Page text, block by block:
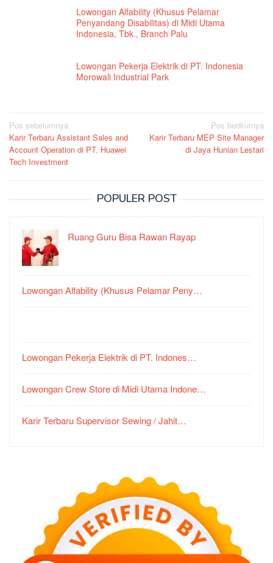
Lowongan Alfability (Khusus Pelamar
Penyandang Disabilitas) di Midi Utama
Indonesia, Tbk., Branch Palu
Lowongan Pekerja Elektrik di PT. Indonesia
Morowali Industrial Park
Navigasi
pos
Pos sebelumnya
Karir Terbaru Assistant Sales and
Account Operation di PT. Huawei
Tech Investment
Pos berikutnya
Karir Terbaru MEP Site Manager
di Jaya Hunian Lestari
POPULER POST
Ruang Guru Bisa Rawan Rayap
Lowongan Alfability (Khusus Pelamar Peny…
Lowongan Pekerja Elektrik di PT. Indones…
Lowongan Crew Store di Midi Utama Indone…
Karir Terbaru Supervisor Sewing / Jahit…